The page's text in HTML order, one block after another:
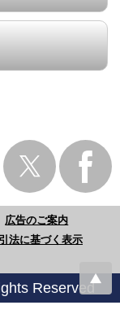
広告のご案内
法に基づく表示
Reserved